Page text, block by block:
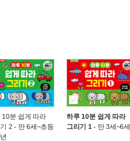
10분 쉽게 따라
2 - 만 6세~초등
하루 10분 쉽게 따라
그리기 1- 만 3세~6세